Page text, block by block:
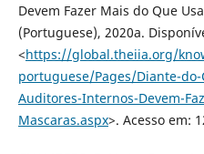
Devem Fazer Mais do Que
(Portuguese), 2020a.
<https://global.theiia.org/
portuguese/Pages/Diante-do-
Auditores-Internos-Devem-
Mascaras.aspx>. Acesso em: